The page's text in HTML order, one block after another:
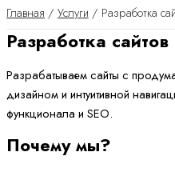
Главная Услуги Разработка
Разработка сайтов
Разрабатываем сайты с
дизайном и интуитивной
функционала и SEO.
Почему мы?